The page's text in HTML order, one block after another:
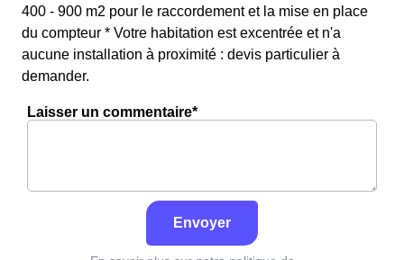
400 - 900 m2 pour le raccordement et la mise en place
du compteur * Votre habitation est excentrée et n'a
aucune installation à proximité : devis particulier à
demander.
Laisser un commentaire*
Envoyer